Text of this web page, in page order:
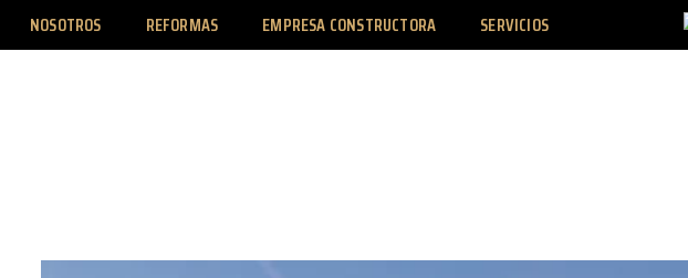
NOSOTROS REFORMAS EMPRESA CONSTRUCTORA SERVICIOS